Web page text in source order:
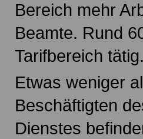
Bereich mehr
Beamte. Rund
Tarifbereich
Etwas weniger
Beschäftigten
Dienstes